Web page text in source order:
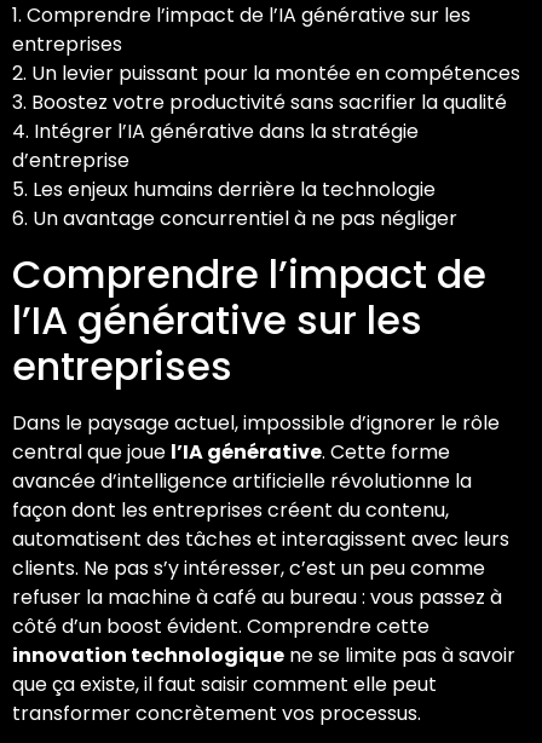
1. Comprendre l’impact de l’IA générative sur les
entreprises
2. Un levier puissant pour la montée en compétences
3. Boostez votre productivité sans sacrifier la qualité
4. Intégrer l’IA générative dans la stratégie
d’entreprise
5. Les enjeux humains derrière la technologie
6. Un avantage concurrentiel à ne pas négliger
Comprendre l’impact de
l’IA générative sur les
entreprises
Dans le paysage actuel, impossible d’ignorer le rôle
central que joue l’IA générative. Cette forme
avancée d’intelligence artificielle révolutionne la
façon dont les entreprises créent du contenu,
automatisent des tâches et interagissent avec leurs
clients. Ne pas s’y intéresser, c’est un peu comme
refuser la machine à café au bureau : vous passez à
côté d’un boost évident. Comprendre cette
innovation technologique ne se limite pas à savoir
que ça existe, il faut saisir comment elle peut
transformer concrètement vos processus.